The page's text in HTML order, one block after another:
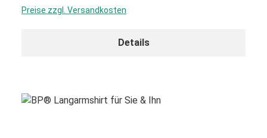
Preise zzgl. Versandkosten
Details